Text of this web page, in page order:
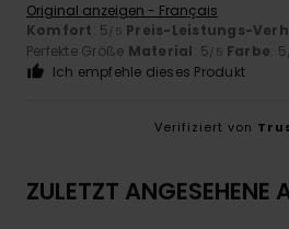
Original anzeigen - Français
Komfort: 5/5 Preis-Leistungs-
Perfekte Größe Material: 5/5 Farbe: 5
Ich empfehle dieses Produkt
Verifiziert von
ZULETZT ANGESEHENE